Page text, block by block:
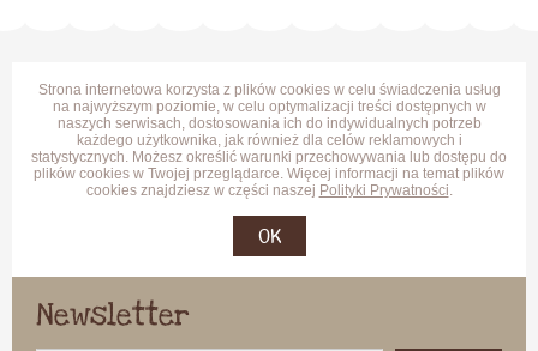
Strona internetowa korzysta z plików cookies w celu świadczenia usług
na najwyższym poziomie, w celu optymalizacji treści dostępnych w
naszych serwisach, dostosowania ich do indywidualnych potrzeb
każdego użytkownika, jak również dla celów reklamowych i
statystycznych. Możesz określić warunki przechowywania lub dostępu do
plików cookies w Twojej przeglądarce. Więcej informacji na temat plików
cookies znajdziesz w części naszej Polityki Prywatności.
OK
Newsletter